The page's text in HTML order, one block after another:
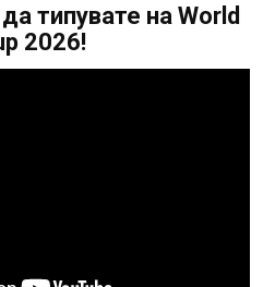
типувате на World
2026!